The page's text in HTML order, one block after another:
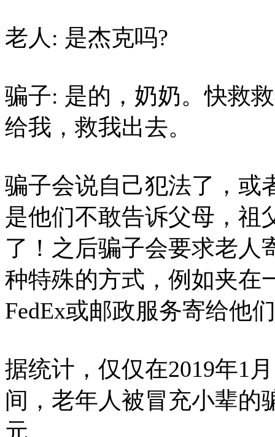
老人: 是杰克吗?
骗子: 是的，奶奶。快救
给我，救我出去。
骗子会说自己犯法了，或
是他们不敢告诉父母，祖
了！之后骗子会要求老人
种特殊的方式，例如夹在
FedEx或邮政服务寄给他
据统计，仅仅在2019年1
间，老年人被冒充小辈的
元。